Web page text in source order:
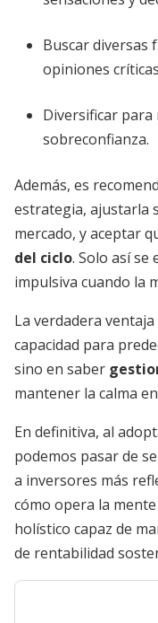
Buscar diversas
opiniones
Diversificar para
sobreconfianza.
Además, es
estrategia, ajustarla
mercado, y aceptar
del ciclo. Solo así se
impulsiva cuando la
La verdadera
capacidad para
sino en saber
mantener la calma
En definitiva, al
podemos pasar de
a inversores más
cómo opera la
holístico capaz de
de rentabilidad